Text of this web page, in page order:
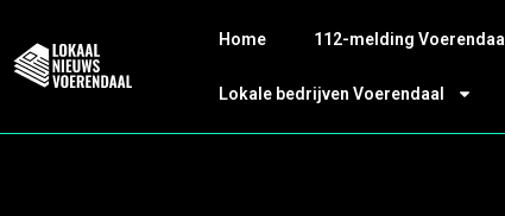
Home 112-melding Voerendaal
Lokale bedrijven Voerendaal